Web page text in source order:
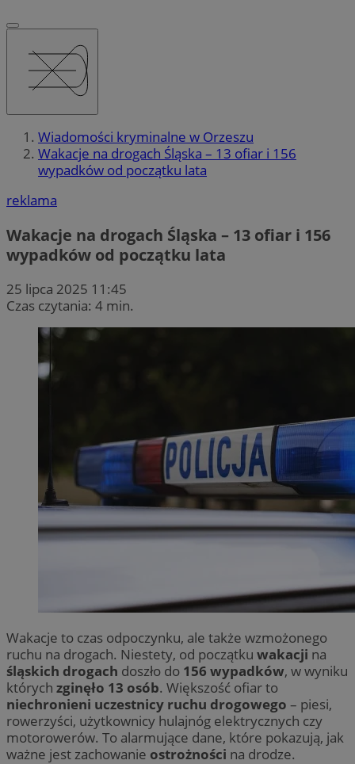
Wiadomości kryminalne w Orzeszu
Wakacje na drogach Śląska – 13 ofiar i 156
wypadków od początku lata
reklama
Wakacje na drogach Śląska – 13 ofiar i 156
wypadków od początku lata
25 lipca 2025 11:45
Czas czytania: 4 min.
Wakacje to czas odpoczynku, ale także wzmożonego
ruchu na drogach. Niestety, od początku wakacji na
śląskich drogach doszło do 156 wypadków, w wyniku
których zginęło 13 osób. Większość ofiar to
niechronieni uczestnicy ruchu drogowego – piesi,
rowerzyści, użytkownicy hulajnóg elektrycznych czy
motorowerów. To alarmujące dane, które pokazują, jak
ważne jest zachowanie ostrożności na drodze.